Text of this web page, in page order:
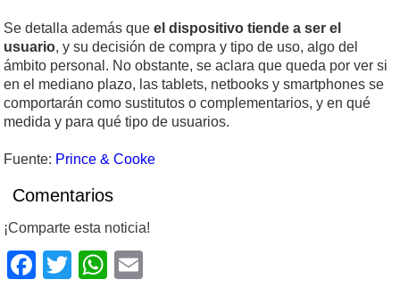
Se detalla además que el dispositivo tiende a ser el
usuario, y su decisión de compra y tipo de uso, algo del
ámbito personal. No obstante, se aclara que queda por ver si
en el mediano plazo, las tablets, netbooks y smartphones se
comportarán como sustitutos o complementarios, y en qué
medida y para qué tipo de usuarios.
Fuente: Prince & Cooke
Comentarios
¡Comparte esta noticia!
Facebook
TwitterWhatsApp